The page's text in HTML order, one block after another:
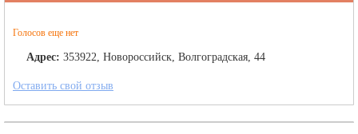
Голосов еще нет
Адрес: 353922, Новороссийск, Волгоградская, 44
Оставить свой отзыв